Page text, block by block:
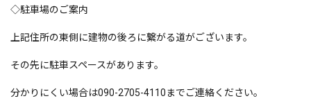
◇駐車場のご案内
上記住所の東側に建物の後ろに繋がる道がございます。
その先に駐車スペースがあります。
分かりにくい場合は090-2705-4110までご連絡ください。